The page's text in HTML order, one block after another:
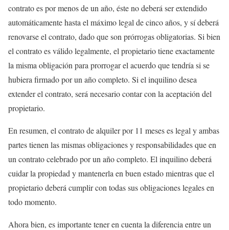
contrato es por menos de un año, éste no deberá ser extendido
automáticamente hasta el máximo legal de cinco años, y sí deberá
renovarse el contrato, dado que son prórrogas obligatorias. Si bien
el contrato es válido legalmente, el propietario tiene exactamente
la misma obligación para prorrogar el acuerdo que tendría si se
hubiera firmado por un año completo. Si el inquilino desea
extender el contrato, será necesario contar con la aceptación del
propietario.
En resumen, el contrato de alquiler por 11 meses es legal y ambas
partes tienen las mismas obligaciones y responsabilidades que en
un contrato celebrado por un año completo. El inquilino deberá
cuidar la propiedad y mantenerla en buen estado mientras que el
propietario deberá cumplir con todas sus obligaciones legales en
todo momento.
Ahora bien, es importante tener en cuenta la diferencia entre un